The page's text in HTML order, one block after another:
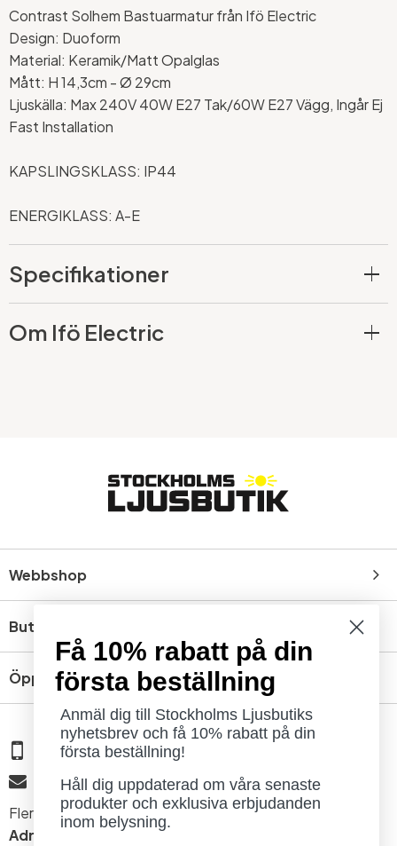
Contrast Solhem Bastuarmatur från Ifö Electric
Design: Duoform
Material: Keramik/Matt Opalglas
Mått: H 14,3cm -Ø 29cm
Ljuskälla: Max 240V 40W E27 Tak/60W E27 Vägg, Ingår Ej
Fast Installation
KAPSLINGSKLASS: IP44
ENERGIKLASS: A-E
Specifikationer
Om Ifö Electric
Webbshop
Butik
Öppettider
08 - 654 29 00
info@ljusbutik.se
Fler kontaktuppgifter »
Adress:
Kungsholmsgatan 6, 112 27 Stockholm
Få 10% rabatt på din
första beställning
Anmäl dig till Stockholms Ljusbutiks
nyhetsbrev och få 10% rabatt på din
första beställning!
Håll dig uppdaterad om våra senaste
produkter och exklusiva erbjudanden
inom belysning.